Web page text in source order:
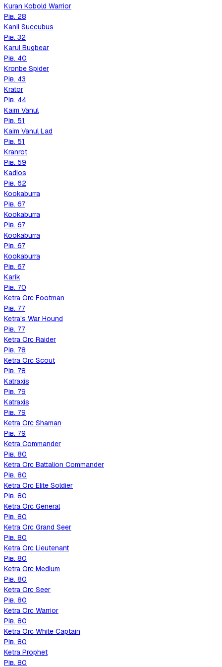
Kuran Kobold Warrior
Рів. 28
Kanil Succubus
Рів. 32
Karul Bugbear
Рів. 40
Kronbe Spider
Рів. 43
Krator
Рів. 44
Kaim Vanul
Рів. 51
Kaim Vanul Lad
Рів. 51
Kranrot
Рів. 59
Kadios
Рів. 62
Kookaburra
Рів. 67
Kookaburra
Рів. 67
Kookaburra
Рів. 67
Kookaburra
Рів. 67
Karik
Рів. 70
Ketra Orc Footman
Рів. 77
Ketra's War Hound
Рів. 77
Ketra Orc Raider
Рів. 78
Ketra Orc Scout
Рів. 78
Katraxis
Рів. 79
Katraxis
Рів. 79
Ketra Orc Shaman
Рів. 79
Ketra Commander
Рів. 80
Ketra Orc Battalion Commander
Рів. 80
Ketra Orc Elite Soldier
Рів. 80
Ketra Orc General
Рів. 80
Ketra Orc Grand Seer
Рів. 80
Ketra Orc Lieutenant
Рів. 80
Ketra Orc Medium
Рів. 80
Ketra Orc Seer
Рів. 80
Ketra Orc Warrior
Рів. 80
Ketra Orc White Captain
Рів. 80
Ketra Prophet
Рів. 80